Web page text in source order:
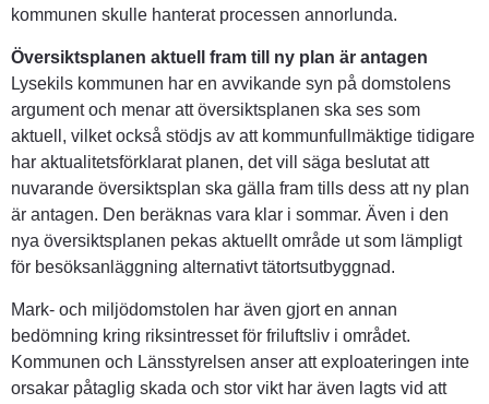
kommunen skulle hanterat processen annorlunda.
Översiktsplanen aktuell fram till ny plan är antagen
Lysekils kommunen har en avvikande syn på domstolens
argument och menar att översiktsplanen ska ses som
aktuell, vilket också stödjs av att kommunfullmäktige tidigare
har aktualitetsförklarat planen, det vill säga beslutat att
nuvarande översiktsplan ska gälla fram tills dess att ny plan
är antagen. Den beräknas vara klar i sommar. Även i den
nya översiktsplanen pekas aktuellt område ut som lämpligt
för besöksanläggning alternativt tätortsutbyggnad.
Mark- och miljödomstolen har även gjort en annan
bedömning kring riksintresset för friluftsliv i området.
Kommunen och Länsstyrelsen anser att exploateringen inte
orsakar påtaglig skada och stor vikt har även lagts vid att